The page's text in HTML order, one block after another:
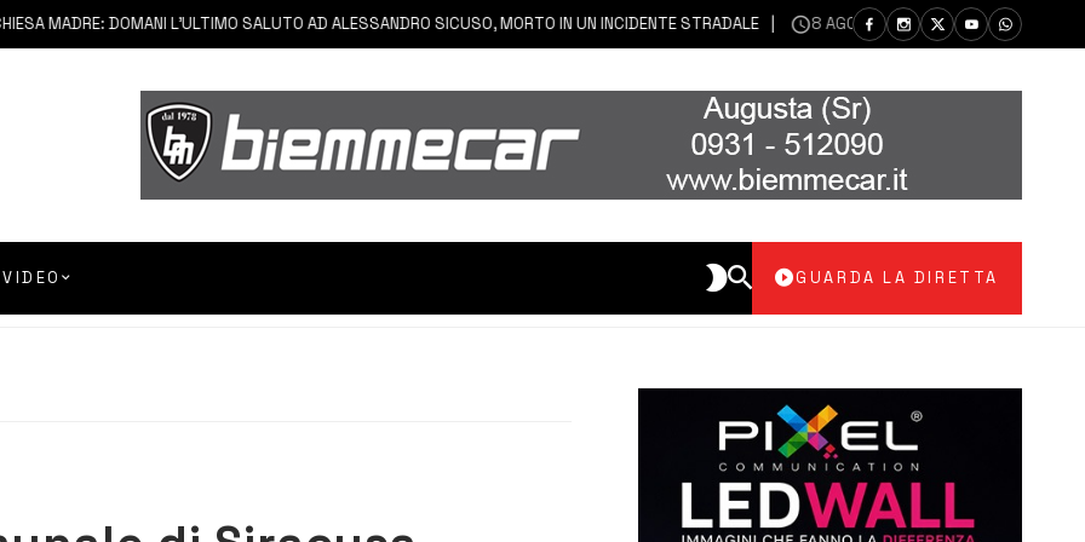
MADRE: DOMANI L’ULTIMO SALUTO AD ALESSANDRO SICUSO, MORTO IN UN INCIDENTE STRADALE 8 AGOSTO 2026 SIRACUSA | ASP:
VIDEO GUARDA LA DIRETTA